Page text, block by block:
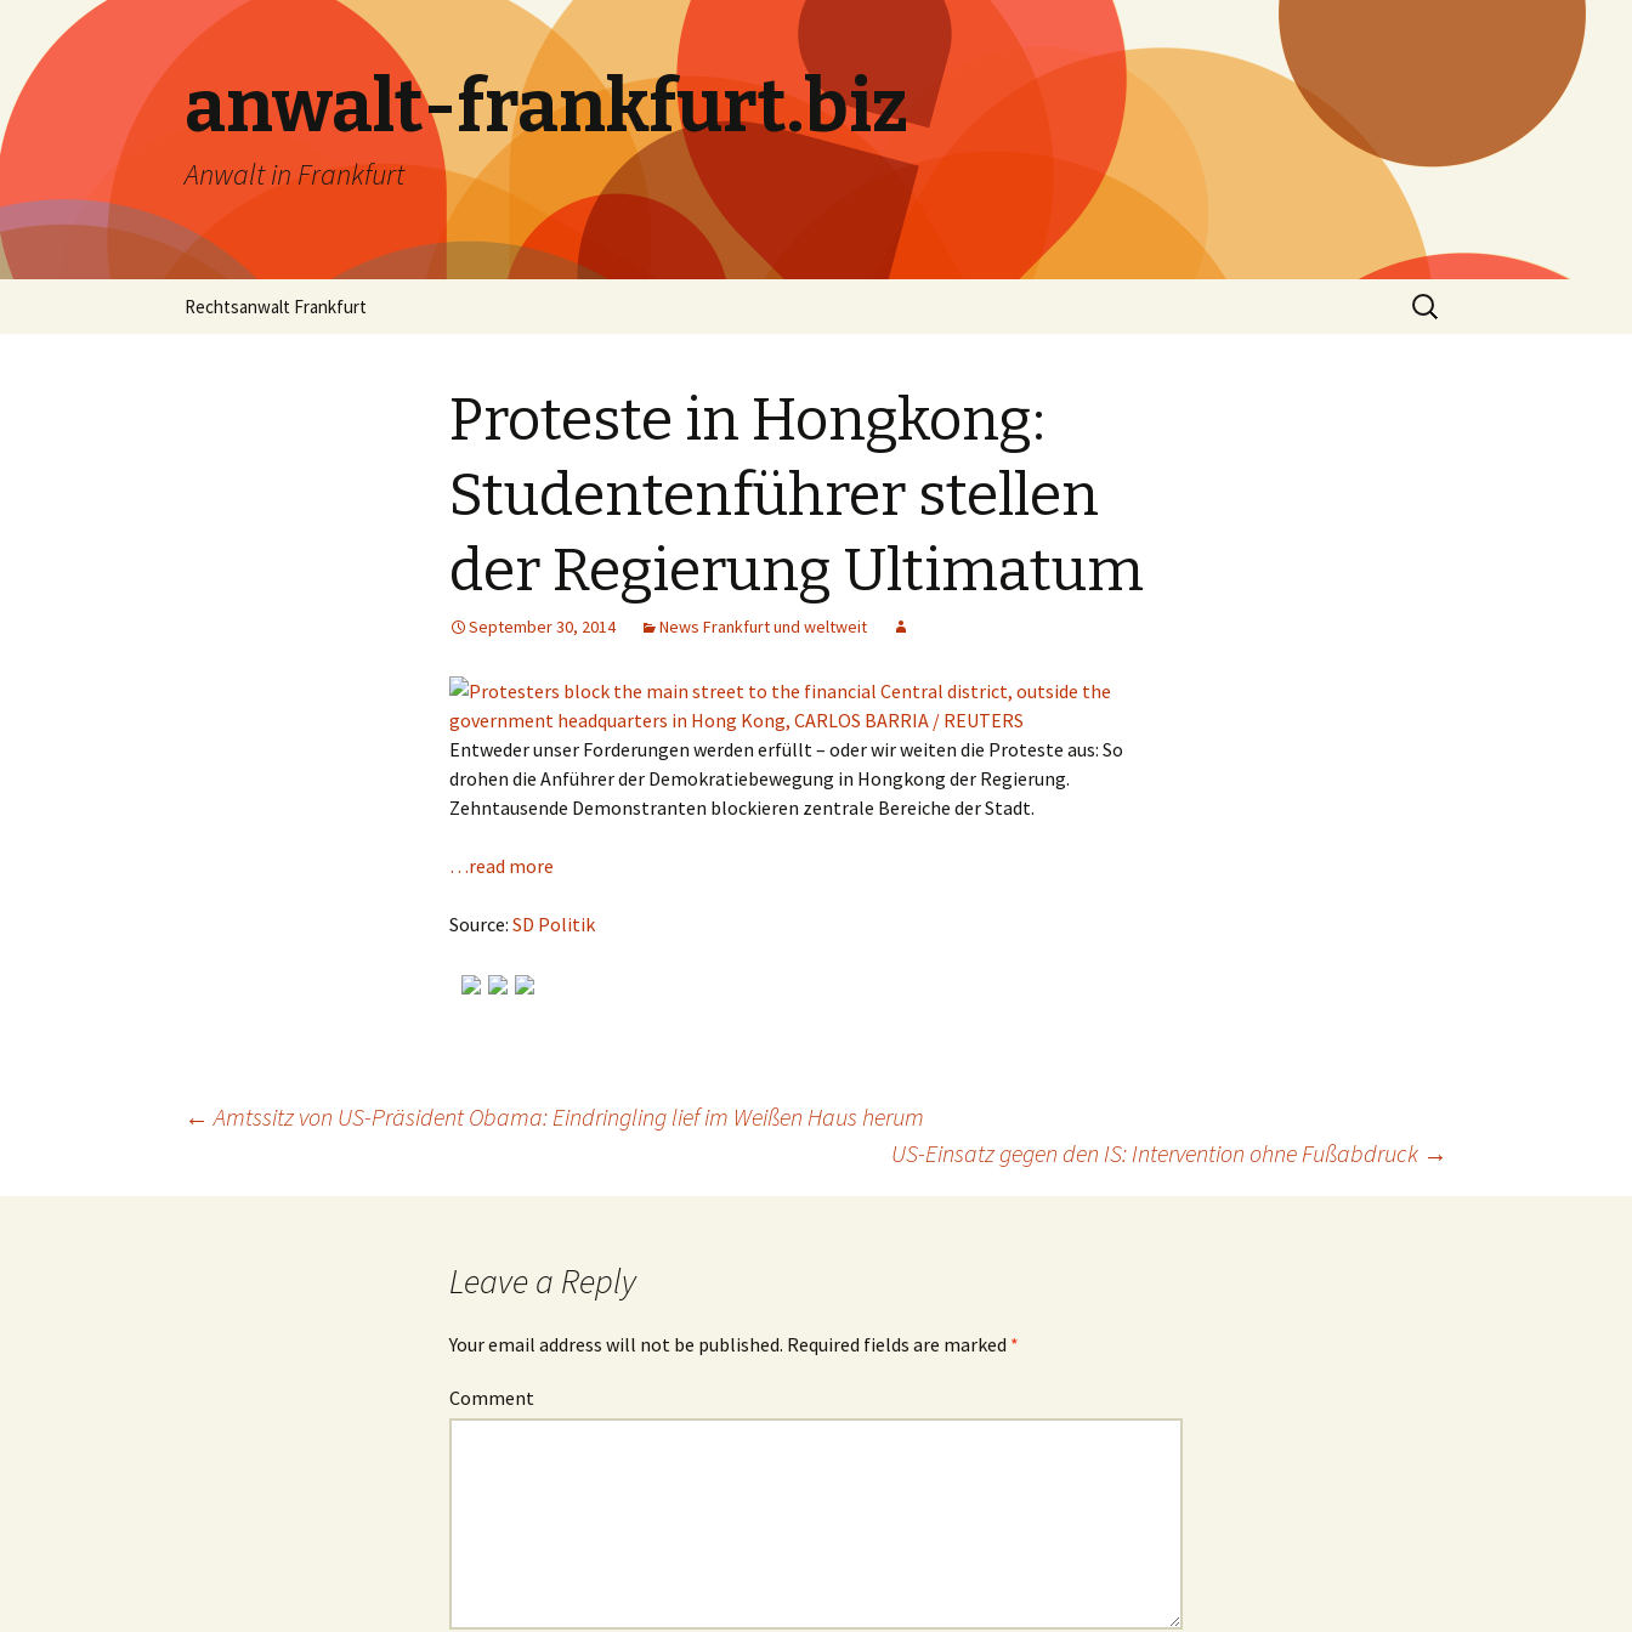
anwalt-frankfurt.biz
Anwalt in Frankfurt
Skip
Rechtsanwalt Frankfurt
Search
for:
Proteste in Hongkong:
Studentenführer stellen
der Regierung Ultimatum
September 30, 2014 News Frankfurt und weltweit
Entweder unser Forderungen werden erfüllt – oder wir weiten die Proteste aus: So
drohen die Anführer der Demokratiebewegung in Hongkong der Regierung.
Zehntausende Demonstranten blockieren zentrale Bereiche der Stadt.
…read more
Source: SD Politik
Post
← Amtssitz von US-Präsident Obama: Eindringling lief im Weißen Haus herum
US-Einsatz gegen den IS: Intervention ohne Fußabdruck →
Leave a Reply
Your email address will not be published. Required fields are marked *
Comment